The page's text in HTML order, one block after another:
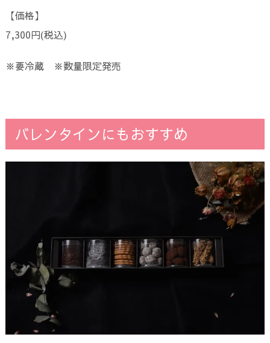
【価格】
7,300円(税込)
※要冷蔵 ※数量限定発売
バレンタインにもおすすめ